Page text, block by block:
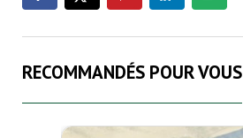
RECOMMANDÉS POUR VOUS